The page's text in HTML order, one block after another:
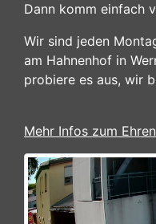
Dann komm einfach
Wir sind jeden
am Hahnenhof in
probiere es aus, wir
Mehr Infos zum